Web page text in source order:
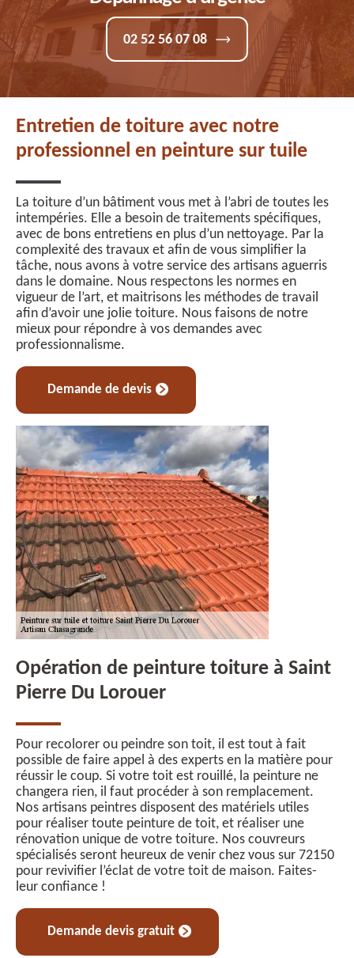
02 52 56 07 08
Entretien de toiture avec notre
professionnel en peinture sur tuile
La toiture d’un bâtiment vous met à l’abri de toutes les
intempéries. Elle a besoin de traitements spécifiques,
avec de bons entretiens en plus d’un nettoyage. Par la
complexité des travaux et afin de vous simplifier la
tâche, nous avons à votre service des artisans aguerris
dans le domaine. Nous respectons les normes en
vigueur de l’art, et maitrisons les méthodes de travail
afin d’avoir une jolie toiture. Nous faisons de notre
mieux pour répondre à vos demandes avec
professionnalisme.
Demande de devis
Opération de peinture toiture à Saint
Pierre Du Lorouer
Pour recolorer ou peindre son toit, il est tout à fait
possible de faire appel à des experts en la matière pour
réussir le coup. Si votre toit est rouillé, la peinture ne
changera rien, il faut procéder à son remplacement.
Nos artisans peintres disposent des matériels utiles
pour réaliser toute peinture de toit, et réaliser une
rénovation unique de votre toiture. Nos couvreurs
spécialisés seront heureux de venir chez vous sur 72150
pour revivifier l’éclat de votre toit de maison. Faites-
leur confiance !
Demande devis gratuit